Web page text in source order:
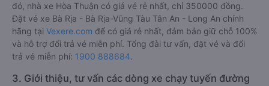
đó, nhà xe Hòa Thuận có giá vé rẻ nhất, chỉ 350000 đồng.
Đặt vé xe Bà Rịa - Bà Rịa-Vũng Tàu Tân An - Long An chính
hãng tại Vexere.com để có giá rẻ nhất, đảm bảo giữ chỗ 100%
và hỗ trợ đổi trả vé miễn phí. Tổng đài tư vấn, đặt vé và đổi
trả vé miễn phí: 1900 888684.
3. Giới thiệu, tư vấn các dòng xe chạy tuyến đường